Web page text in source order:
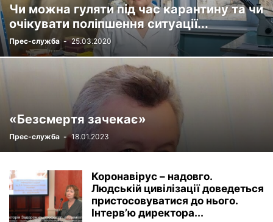
РЕЄСТР СТАТУТНІ ДОКУМЕНТИ УСТАНОВИ НАМН
ФОТОРЕПОРТАЖ ЦІКАВІ ПРОФЕСІЙНІ ВИПАДКИ
ЧЛЕНИ-КОРЕСПОНДЕНТИ
Чи можна гуляти під час карантину та чи
очікувати поліпшення ситуації...
Прес-служба - 25.03.2020
«Безсмертя зачекає»
Прес-служба - 18.01.2023
Коронавірус – надовго.
Людській цивілізації доведеться
пристосовуватися до нього.
Інтерв’ю директора...